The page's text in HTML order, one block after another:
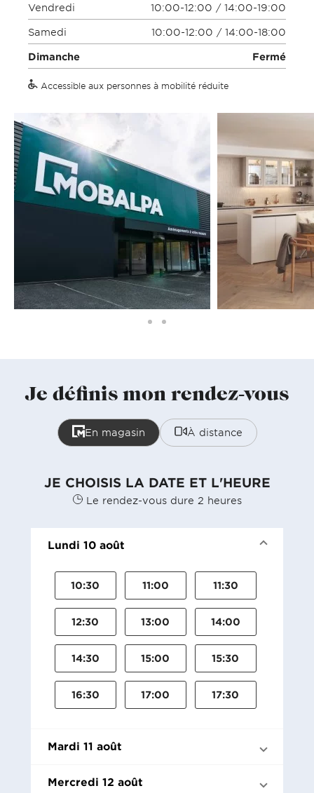
Vendredi 10:00-12:00 / 14:00-19:00
Samedi 10:00-12:00 / 14:00-18:00
Dimanche Fermé
Accessible aux personnes à mobilité réduite
Je définis mon rendez-vous
En magasin À distance
JE CHOISIS LA DATE ET L'HEURE
Le rendez-vous dure 2 heures
Lundi 10 août
10:30 11:00 11:30
12:30 13:00 14:00
14:30 15:00 15:30
16:30 17:00 17:30
Mardi 11 août
Mercredi 12 août